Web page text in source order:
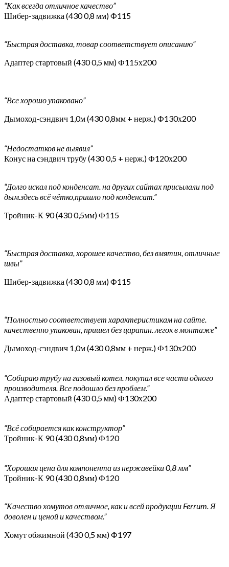
“Как всегда отличное качество”
Шибер-задвижка (430 0,8 мм) Ф115
“Быстрая доставка, товар соответствует описанию”
Адаптер стартовый (430 0,5 мм) Ф115х200
“Все хорошо упаковано”
Дымоход-сэндвич 1,0м (430 0,8мм + нерж.) Ф130х200
“Недостатков не выявил”
Конус на сэндвич трубу (430 0,5 + нерж.) Ф120х200
“Долго искал под конденсат. на других сайтах присылали под
дым.здесь всё чётко,пришло под конденсат.”
Тройник-К 90 (430 0,5мм) Ф115
“Быстрая доставка, хорошее качество, без вмятин, отличные
швы”
Шибер-задвижка (430 0,8 мм) Ф115
“Полностью соответствует характеристикам на сайте.
качественно упакован, пришел без царапин. легок в монтаже”
Дымоход-сэндвич 1,0м (430 0,8мм + нерж.) Ф130х200
“Собираю трубу на газовый котел. покупал все части одного
производителя. Все подошло без проблем.”
Адаптер стартовый (430 0,5 мм) Ф130х200
“Всё собирается как конструктор”
Тройник-К 90 (430 0,8мм) Ф120
“Хорошая цена для компонента из нержавейки 0,8 мм”
Тройник-К 90 (430 0,8мм) Ф120
“Качество хомутов отличное, как и всей продукции Ferrum. Я
доволен и ценой и качеством.”
Хомут обжимной (430 0,5 мм) Ф197